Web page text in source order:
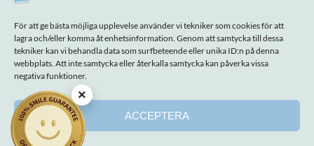
För att ge bästa möjliga upplevelse använder vi tekniker som cookies för att
lagra och/eller komma åt enhetsinformation. Genom att samtycka till dessa
tekniker kan vi behandla data som surfbeteende eller unika ID:n på denna
webbplats. Att inte samtycka eller återkalla samtycka kan påverka vissa
negativa funktioner.
ACCEPTERA
Om MIBOOKO
Ansvarsfriskrivning AvtryckVillkorCookiepolicy
© 2026 MIBOOKO | Alla rättigheter förbehållna.
×